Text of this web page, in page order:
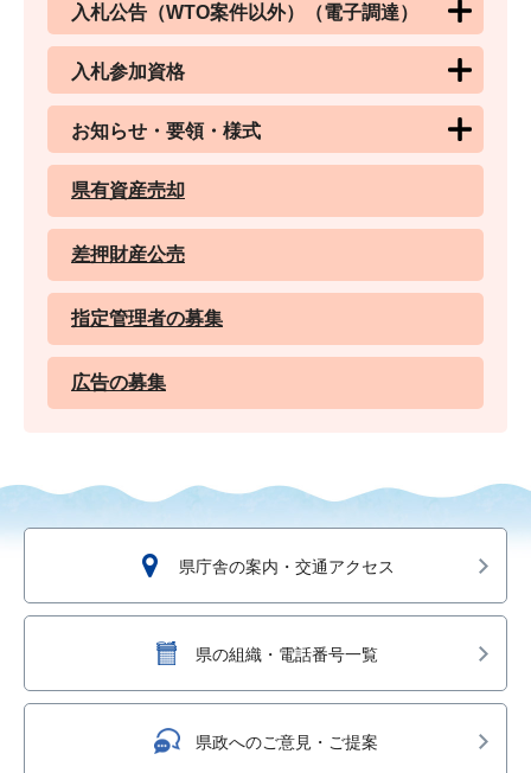
入札公告（WTO案件以外）（電子調達）
入札参加資格
お知らせ・要領・様式
県有資産売却
差押財産公売
指定管理者の募集
広告の募集
県庁舎の案内・交通アクセス
県の組織・電話番号一覧
県政へのご意見・ご提案